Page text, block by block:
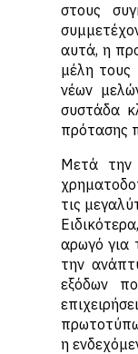
στους
αυτά, η
μέλη τους
νέων
συστάδα
πρότασης
Μετά την
τις
αρωγό για
την
εξόδων
η